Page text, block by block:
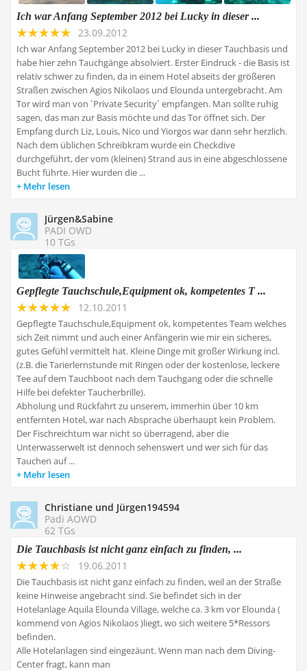
Ich war Anfang September 2012 bei Lucky in dieser ...
23.09.2012
Ich war Anfang September 2012 bei Lucky in dieser Tauchbasis und
habe hier zehn Tauchgänge absolviert. Erster Eindruck - die Basis ist
relativ schwer zu finden, da in einem Hotel abseits der größeren
Straßen zwischen Agios Nikolaos und Elounda untergebracht. Am
Tor wird man von ´Private Security´ empfangen. Man sollte ruhig
sagen, das man zur Basis möchte und das Tor öffnet sich. Der
Empfang durch Liz, Louis, Nico und Yiorgos war dann sehr herzlich.
Nach dem üblichen Schreibkram wurde ein Checkdive
durchgeführt, der vom (kleinen) Strand aus in eine abgeschlossene
Bucht führte. Hier wurden die ...
Mehr lesen
Jürgen&Sabine
PADI OWD
10 TGs
Gepflegte Tauchschule,Equipment ok, kompetentes T ...
12.10.2011
Gepflegte Tauchschule,Equipment ok, kompetentes Team welches
sich Zeit nimmt und auch einer Anfängerin wie mir ein sicheres,
gutes Gefühl vermittelt hat. Kleine Dinge mit großer Wirkung incl.
(z.B. die Tarierlernstunde mit Ringen oder der kostenlose, leckere
Tee auf dem Tauchboot nach dem Tauchgang oder die schnelle
Hilfe bei defekter Taucherbrille).
Abholung und Rückfahrt zu unserem, immerhin über 10 km
entfernten Hotel, war nach Absprache überhaupt kein Problem.
Der Fischreichtum war nicht so überragend, aber die
Unterwasserwelt ist dennoch sehenswert und wer sich für das
Tauchen auf ...
Mehr lesen
Christiane und Jürgen194594
Padi AOWD
62 TGs
Die Tauchbasis ist nicht ganz einfach zu finden, ...
19.06.2011
Die Tauchbasis ist nicht ganz einfach zu finden, weil an der Straße
keine Hinweise angebracht sind. Sie befindet sich in der
Hotelanlage Aquila Elounda Village, welche ca. 3 km vor Elounda (
kommend von Agios Nikolaos )liegt, wo sich weitere 5*Ressors
befinden.
Alle Hotelanlagen sind eingezäunt. Wenn man nach dem Diving-
Center fragt, kann man